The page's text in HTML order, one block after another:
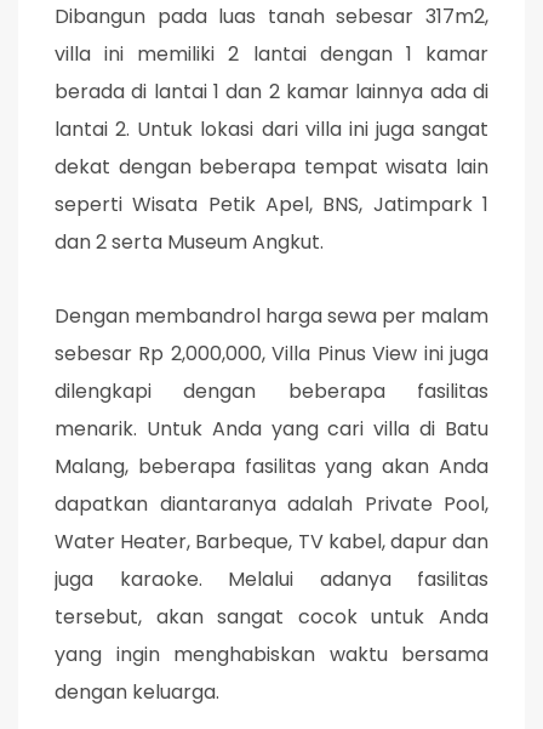
Dibangun pada luas tanah sebesar 317m2,
villa ini memiliki 2 lantai dengan 1 kamar
berada di lantai 1 dan 2 kamar lainnya ada di
lantai 2. Untuk lokasi dari villa ini juga sangat
dekat dengan beberapa tempat wisata lain
seperti Wisata Petik Apel, BNS, Jatimpark 1
dan 2 serta Museum Angkut.
Dengan membandrol harga sewa per malam
sebesar Rp 2,000,000, Villa Pinus View ini juga
dilengkapi dengan beberapa fasilitas
menarik. Untuk Anda yang cari villa di Batu
Malang, beberapa fasilitas yang akan Anda
dapatkan diantaranya adalah Private Pool,
Water Heater, Barbeque, TV kabel, dapur dan
juga karaoke. Melalui adanya fasilitas
tersebut, akan sangat cocok untuk Anda
yang ingin menghabiskan waktu bersama
dengan keluarga.